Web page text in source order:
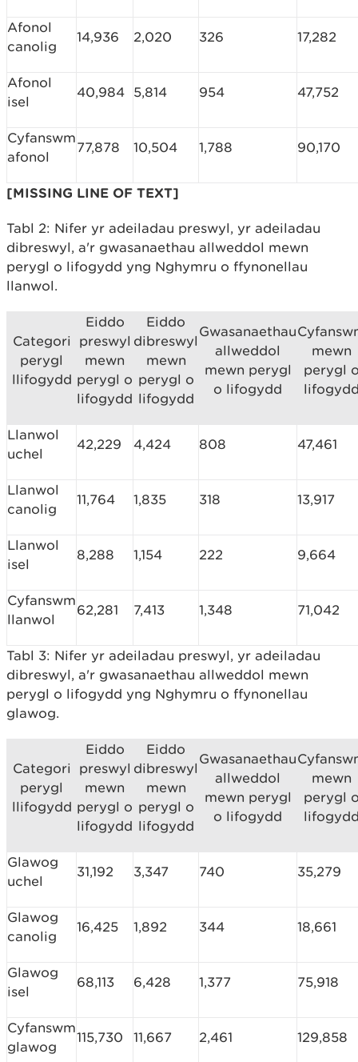
Afonol
canolig
14,936 2,020 326 17,282
Afonol
isel
40,984 5,814 954 47,752
Cyfanswm
afonol
77,878 10,504 1,788 90,170
[MISSING LINE OF TEXT]
Tabl 2: Nifer yr adeiladau preswyl, yr adeiladau
dibreswyl, a'r gwasanaethau allweddol mewn
perygl o lifogydd yng Nghymru o ffynonellau
llanwol.
Categori
perygl
llifogydd
Eiddo
preswyl
mewn
perygl o
lifogydd
Eiddo
dibreswyl
mewn
perygl o
lifogydd
Gwasanaethau
allweddol
mewn perygl
o lifogydd
mewn
perygl
Llanwol
uchel
42,229 4,424 808 47,461
Llanwol
canolig
11,764 1,835 318 13,917
Llanwol
isel
8,288 1,154 222 9,664
Cyfanswm
llanwol
62,281 7,413 1,348 71,042
Tabl 3: Nifer yr adeiladau preswyl, yr adeiladau
dibreswyl, a'r gwasanaethau allweddol mewn
perygl o lifogydd yng Nghymru o ffynonellau
glawog.
Categori
perygl
llifogydd
Eiddo
preswyl
mewn
perygl o
lifogydd
Eiddo
dibreswyl
mewn
perygl o
lifogydd
Gwasanaethau
allweddol
mewn perygl
o lifogydd
mewn
perygl
Glawog
uchel
31,192 3,347 740 35,279
Glawog
canolig
16,425 1,892 344 18,661
Glawog
isel
68,113 6,428 1,377 75,918
Cyfanswm
glawog
115,730 11,667 2,461 129,858